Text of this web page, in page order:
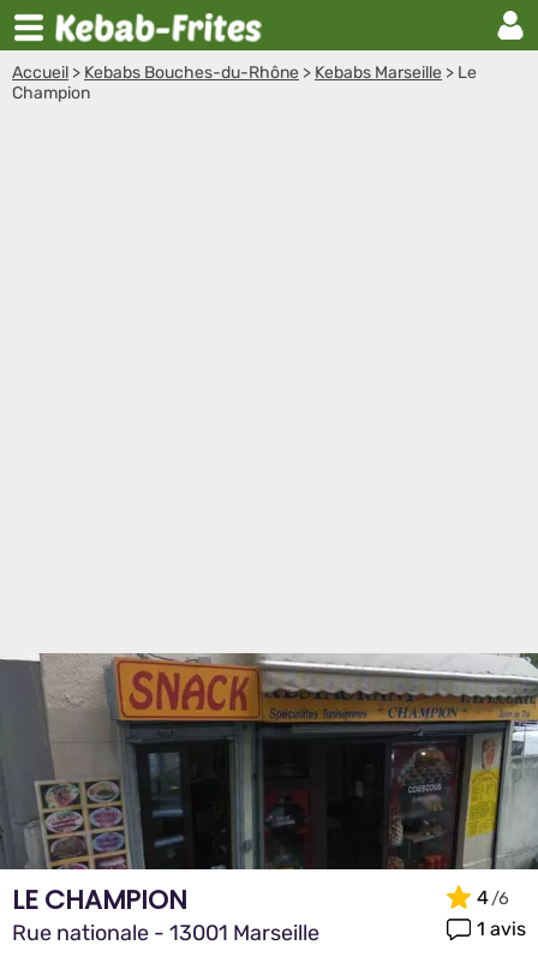
Accueil > Kebabs Bouches-du-Rhône > Kebabs Marseille > Le
Champion
LE CHAMPION
Rue nationale - 13001 Marseille
4
1 avis